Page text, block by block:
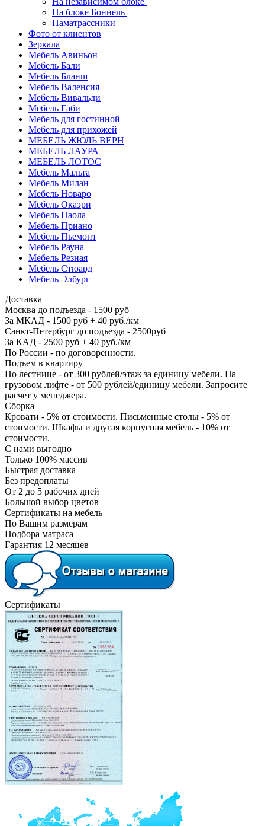
На блоке Боннель
Наматрассники
Фото от клиентов
Зеркала
Мебель Авиньон
Мебель Бали
Мебель Бланш
Мебель Валенсия
Мебель Вивальди
Мебель Габи
Мебель для гостинной
Мебель для прихожей
МЕБЕЛЬ ЖЮЛЬ ВЕРН
МЕБЕЛЬ ЛАУРА
МЕБЕЛЬ ЛОТОС
Мебель Мальта
Мебель Милан
Мебель Новаро
Мебель Окаэри
Мебель Паола
Мебель Приано
Мебель Пьемонт
Мебель Рауна
Мебель Резная
Мебель Стюард
Мебель Элбург
Доставка
Москва до подъезда - 1500 руб
За МКАД - 1500 руб + 40 руб./км
Санкт-Петербург до подъезда - 2500руб
За КАД - 2500 руб + 40 руб./км
По России - по договоренности.
Подъем в квартиру
По лестнице - от 300 рублей/этаж за единицу мебели. На
грузовом лифте - от 500 рублей/единицу мебели. Запросите
расчет у менеджера.
Сборка
Кровати - 5% от стоимости. Письменные столы - 5% от
стоимости. Шкафы и другая корпусная мебель - 10% от
стоимости.
С нами выгодно
Только 100% массив
Быстрая доставка
Без предоплаты
От 2 до 5 рабочих дней
Большой выбор цветов
Сертификаты на мебель
По Вашим размерам
Подбора матраса
Гарантия 12 месяцев
Сертификаты